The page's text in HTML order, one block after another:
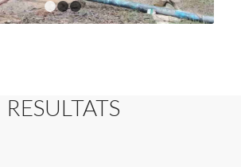
1 2 3
RESULTATS